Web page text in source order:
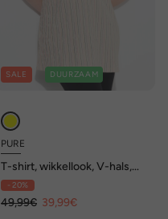
SALE DUURZAAM
PURE
T-shirt, wikkellook, V-hals,
korte mouwen, biologisch
katoen
- 20%
49,99€ 39,99€